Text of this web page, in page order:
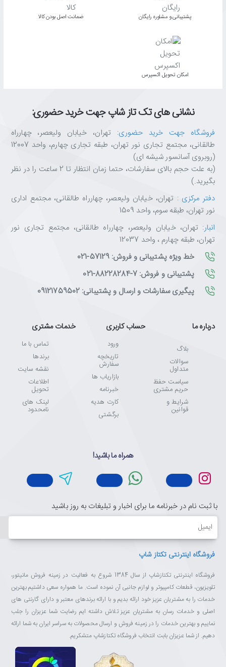
پشتیبانی و مشاوره رایگان ﺿﻤﺎﻧﺖ اﺻﻞ ﺑﻮدن ﮐﺎﻟﺎ
اﻣﮑﺎن ﺗﺤﻮﯾﻞ اﮐﺴﭙﺮس
نشانی های تک تاز شاپ جهت خرید حضوری:
فروشگاه جهت خرید حضوری: تهران، خیابان ولیعصر، چهارراه
طالقانی، مجتمع تجاری نور تهران، طبقه تجاری چهارم، واحد 12007
(روبروی آسانسور شیشه ای)
(به علت حجم بالای سفارشات، حتما زمان انتظار تا 2 ساعت را در نظر
بگیرید.)
دفتر مرکزی : تهران، خیابان ولیعصر، چهارراه طالقانی، مجتمع اداری
نور تهران، طبقه سوم، واحد 1509
انبار: تهران، خیابان ولیعصر، چهارراه طالقانی، مجتمع تجاری نور
تهران، طبقه چهارم ، واحد 12037
خط ویژه پشتیبانی و فروش: 57129-021
پشتیبانی و فروش: 7-88228284-021
پیگیری سفارشات و ارسال و پشتیبانی: 09121759502
درباره ما
بلاگ
سوالات
متداول
سیاست حفظ
حریم مشتری
شرایط و
قوانین
حساب کاربری
ورود
تاریخچه
سفارش
بازاریاب ها
خبرنامه
کارت هدیه
برگشتی
خدمات مشتری
تماس با ما
برندها
نقشه سایت
اطلاعات
تحویل
لینک های
نامحدود
همراه ما باشید!
با ثبت نام در خبرنامه ما برای اخبار و تبلیغات به روز باشید
ایمیل
فروشگاه اینترنتی تکتاز شاپ
فروشگاه اینترنتی تکتازشاپ از سال 1384 شروع به فعالیت در زمینه فروش مانیتور،
تلویزیون، قطعات کامپیوتر و لوازم جانبی آن نموده است. ما همواره سعی داشتیم بهترین
خدمات را به مشتریان عزیز خود ارائه بدیم و با ارائه برندهای معتبر و دارای گارنتی های
اصلی و خدمات رسان به مشتریان عزیز تلاش داشته ایم رضایت شما عزیزان را جلب
نماییم و بهترین خدمات را در زمینه فروش و ارسال محصولات به سراسر ایران به شما ارائه
دهیم. از شما عزیزان بابت انتخاب فروشگاه تکتازشاپ متشکریم.